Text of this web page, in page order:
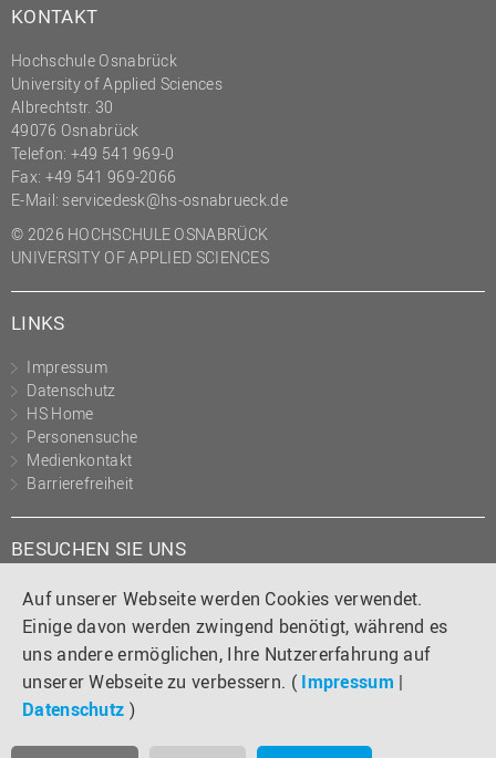
Auf unserer Webseite werden Cookies verwendet.
Einige davon werden zwingend benötigt, während es
uns andere ermöglichen, Ihre Nutzererfahrung auf
unserer Webseite zu verbessern. ( Impressum |
Datenschutz )
KONTAKT
Hochschule Osnabrück
University of Applied Sciences
Albrechtstr. 30
49076 Osnabrück
Telefon: +49 541 969-0
Fax: +49 541 969-2066
E-Mail: servicedesk@hs-osnabrueck.de
© 2026 HOCHSCHULE OSNABRÜCK
UNIVERSITY OF APPLIED SCIENCES
LINKS
Impressum
Datenschutz
HS Home
Personensuche
Medienkontakt
Barrierefreiheit
BESUCHEN SIE UNS
Instagram
TiktokLinkedIn
YouTube
Facebook